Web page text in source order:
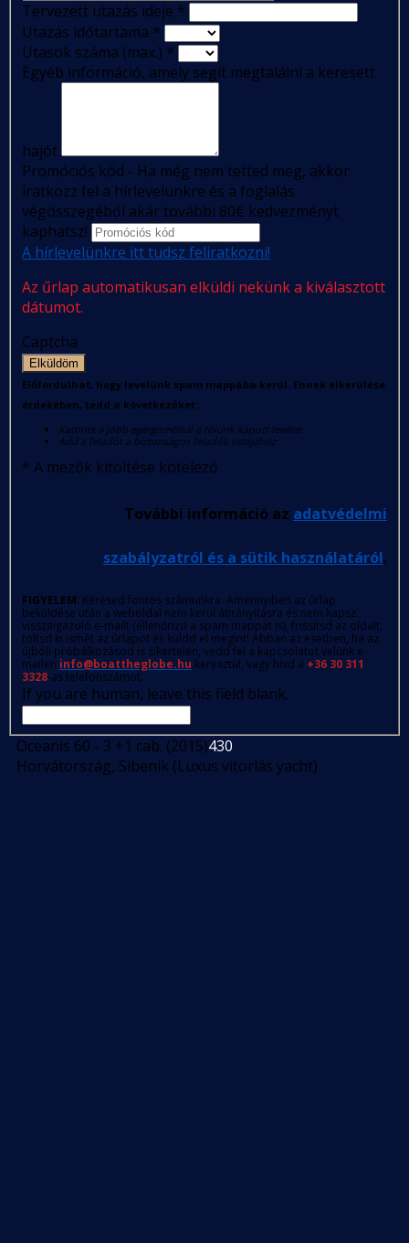
Tervezett utazás ideje *
Utazás időtartama *
Utasok száma (max.) *
Egyéb információ, amely segít megtalálni a keresett
hajót
Promóciós kód - Ha még nem tetted meg, akkor
iratkozz fel a hírlevelünkre és a foglalás
végösszegéből akár további 80€ kedvezményt
kaphatsz!
A hírlevelünkre itt tudsz feliratkozni!
Az űrlap automatikusan elküldi nekünk a kiválasztott
dátumot.
Captcha
Elküldöm
Előfordulhat, hogy levelünk spam mappába kerül. Ennek elkerülése
érdekében, tedd a következőket:
Kattints a jobb egérgombbal a tőlünk kapott levélre
Add a feladót a biztonságos feladók listájához
* A mezők kitöltése kötelező
További információ az adatvédelmi
szabályzatról és a sütik használatáról.
FIGYELEM: Kérésed fontos számunkra. Amennyiben az űrlap
beküldése után a weboldal nem kerül átirányításra és nem kapsz
visszaigazoló e-mailt (ellenőrizd a spam mappát is), frissítsd az oldalt,
töltsd ki ismét az űrlapot és küldd el megint! Abban az esetben, ha az
újbóli próbálkozásod is sikertelen, vedd fel a kapcsolatot velünk e-
mailen info@boattheglobe.hu keresztül, vagy hívd a +36 30 311
3328-as telefonszámot.
If you are human, leave this field blank.
Oceanis 60 - 3 +1 cab. (2015)430
Horvátország, Sibenik (Luxus vitorlás yacht)